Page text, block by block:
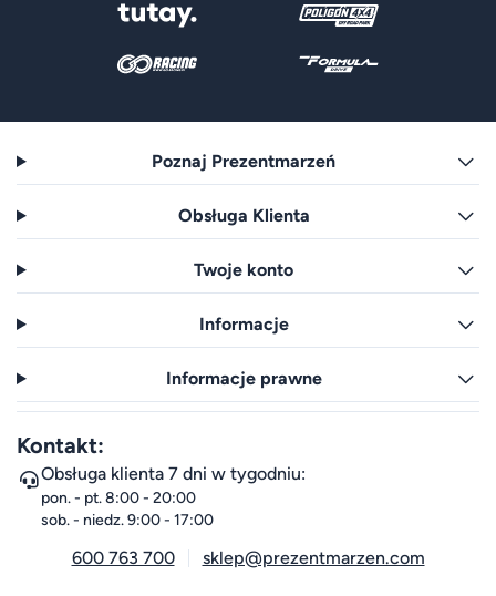
Poznaj Prezentmarzeń
Obsługa Klienta
Twoje konto
Informacje
Informacje prawne
Kontakt:
Obsługa klienta 7 dni w tygodniu:
pon. - pt. 8:00 - 20:00
sob. - niedz. 9:00 - 17:00
600 763 700 sklep@prezentmarzen.com